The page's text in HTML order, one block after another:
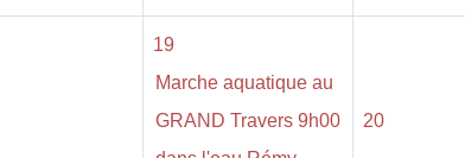
19
Marche aquatique au
GRAND Travers 9h00
20